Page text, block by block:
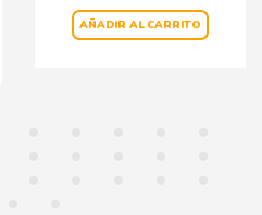
AÑADIR AL CARRITO